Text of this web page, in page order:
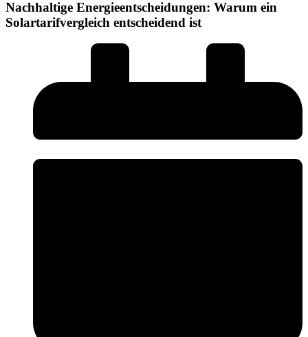
Nachhaltige Energieentscheidungen: Warum ein
Solartarifvergleich entscheidend ist